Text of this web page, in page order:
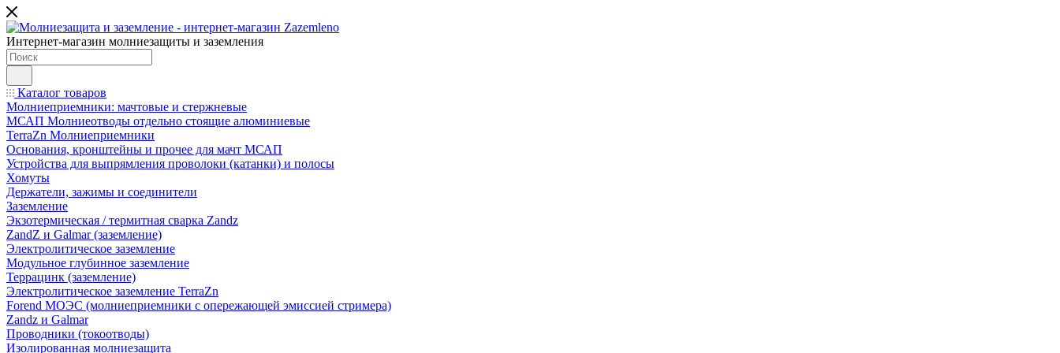
Интернет-магазин молниезащиты и заземления
Каталог товаров
Молниеприемники: мачтовые и стержневые
МСАП Молниеотводы отдельно стоящие алюминиевые
TerraZn Молниеприемники
Основания, кронштейны и прочее для мачт МСАП
Устройства для выпрямления проволоки (катанки) и полосы
Хомуты
Держатели, зажимы и соединители
Заземление
Экзотермическая / термитная сварка Zandz
ZandZ и Galmar (заземление)
Электролитическое заземление
Модульное глубинное заземление
Террацинк (заземление)
Электролитическое заземление TerraZn
Forend МОЭС (молниеприемники с опережающей эмиссией стримера)
Zandz и Galmar
Проводники (токоотводы)
Изолированная молниезащита